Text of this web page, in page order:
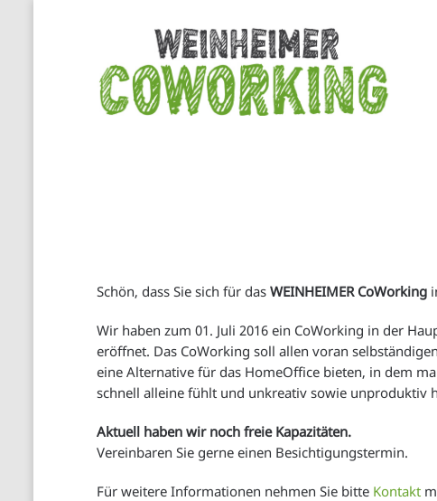
Schön, dass Sie sich für das WEINHEIMER CoWorking
Wir haben zum 01. Juli 2016 ein CoWorking in der
eröffnet. Das CoWorking soll allen voran
eine Alternative für das HomeOffice bieten, in dem
schnell alleine fühlt und unkreativ sowie unproduktiv
Aktuell haben wir noch freie Kapazitäten.
Vereinbaren Sie gerne einen Besichtigungstermin.
Für weitere Informationen nehmen Sie bitte Kontakt
IT/Telefonie
Anfahrt/Parken
Datenschutzerklärung